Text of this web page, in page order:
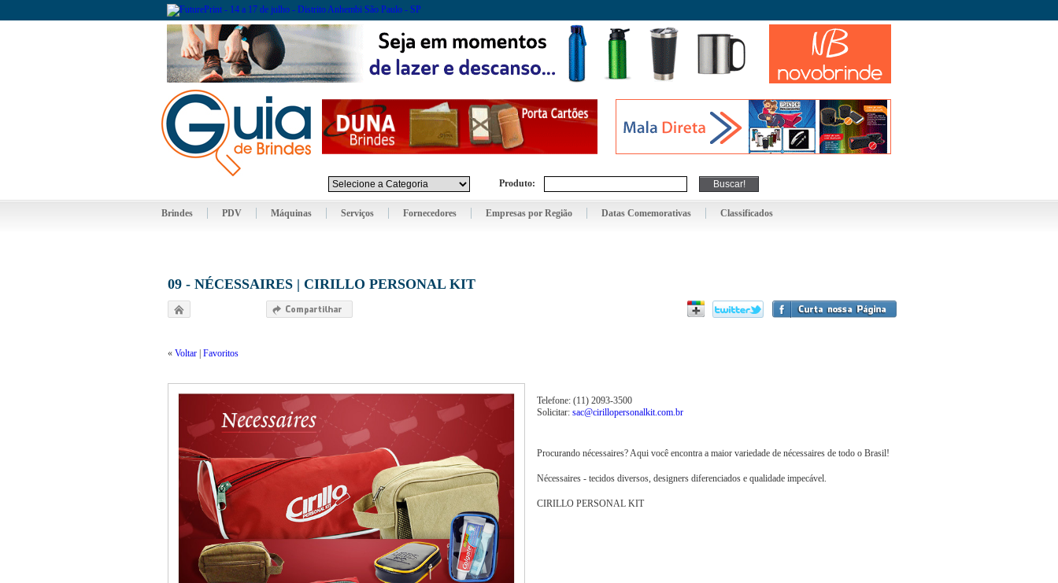
Produto:
Brindes PDV Máquinas Serviços Fornecedores Empresas por Região Datas Comemorativas Classificados
09 - NÉCESSAIRES | CIRILLO PERSONAL KIT
« Voltar Favoritos
Telefone: (11) 2093-3500
Solicitar: sac@cirillopersonalkit.com.br
Procurando nécessaires? Aqui você encontra a maior variedade de nécessaires de todo o Brasil!
Nécessaires - tecidos diversos, designers diferenciados e qualidade impecável.
CIRILLO PERSONAL KIT